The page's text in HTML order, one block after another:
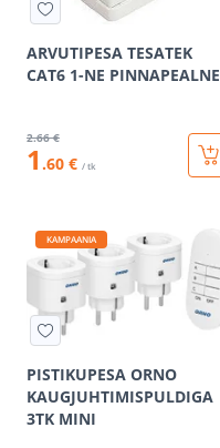
ARVUTIPESA TESATEK
CAT6 1-NE PINNAPEALNE
2.66 €
1 .60 € / tk
KAMPAANIA
PISTIKUPESA ORNO
KAUGJUHTIMISPULDIGA
3TK MINI